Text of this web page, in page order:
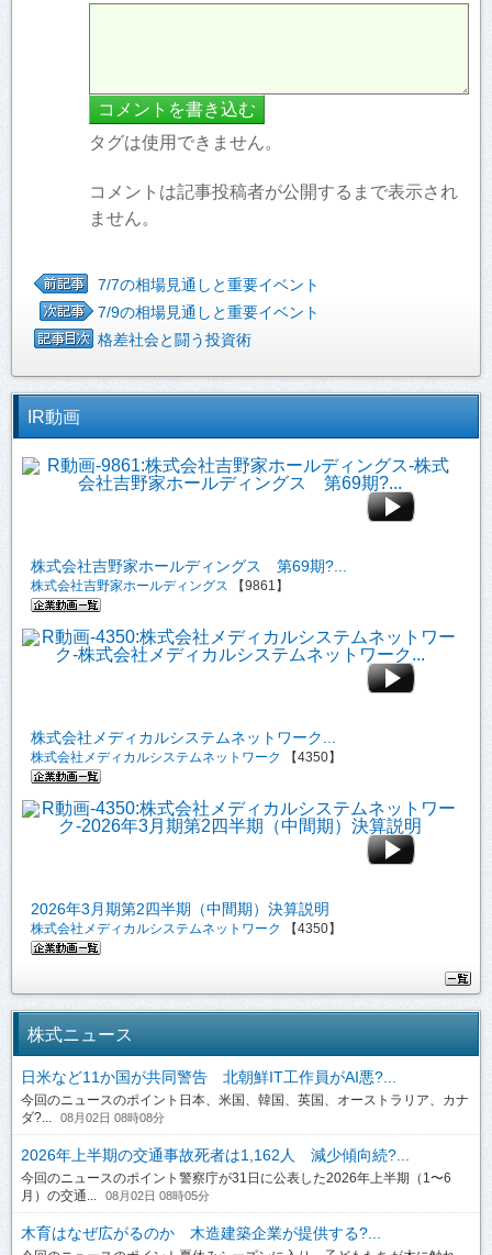
タグは使用できません。
コメントは記事投稿者が公開するまで表示され
ません。
7/7の相場見通しと重要イベント
7/9の相場見通しと重要イベント
格差社会と闘う投資術
IR動画
株式会社吉野家ホールディングス 第69期?...
株式会社吉野家ホールディングス 【9861】
株式会社メディカルシステムネットワーク...
株式会社メディカルシステムネットワーク 【4350】
2026年3月期第2四半期（中間期）決算説明
株式会社メディカルシステムネットワーク 【4350】
株式ニュース
日米など11か国が共同警告 北朝鮮IT工作員がAI悪?...
今回のニュースのポイント日本、米国、韓国、英国、オーストラリア、カナ
ダ?...
08月02日 08時08分
2026年上半期の交通事故死者は1,162人 減少傾向続?...
今回のニュースのポイント警察庁が31日に公表した2026年上半期（1〜6
月）の交通...
08月02日 08時05分
木育はなぜ広がるのか 木造建築企業が提供する?...